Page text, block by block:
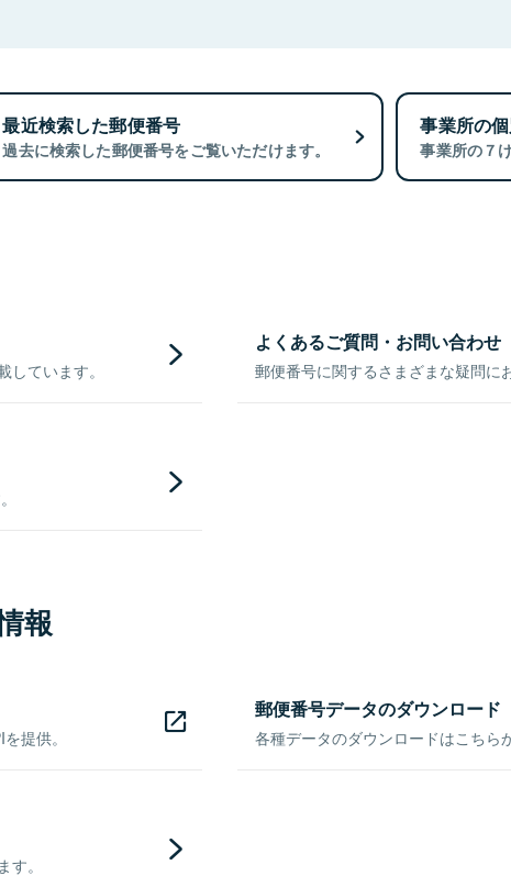
最近検索した郵便番号
過去に検索した郵便番号をご覧いただけます。
事業所の
事業所の７
ています。
よくあるご質問・お問い合わせ
郵便番号に関するさまざまな疑問に
報
提供。
郵便番号データのダウンロード
各種データのダウンロードはこちら
。